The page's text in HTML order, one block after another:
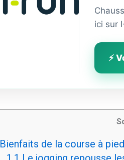
ici sur
⚡
Bienfaits de la course à